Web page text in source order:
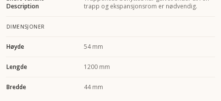
Description
trapp og ekspansjonsrom er nødvendig.
DIMENSJONER
Høyde 54 mm
Lengde 1200 mm
Bredde 44 mm